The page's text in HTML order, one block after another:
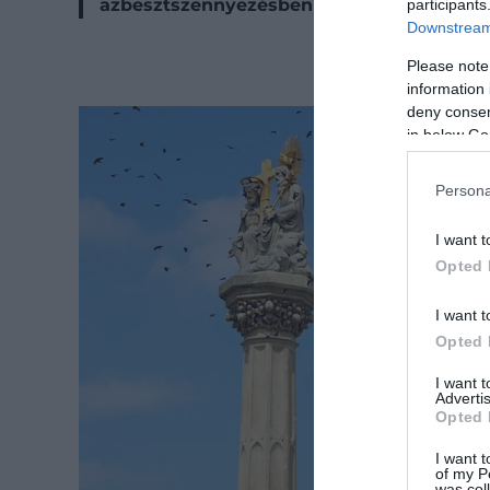
Please
information
deny
in below
I want
Opted
I want
Opted
I want
Opted
I want
of my
azbesztszennyezésben potenciálisan